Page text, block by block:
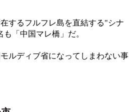
するフルフレ島を直結する"シナ
「中国マレ橋」だ。
ルディブ省になってしまわない事